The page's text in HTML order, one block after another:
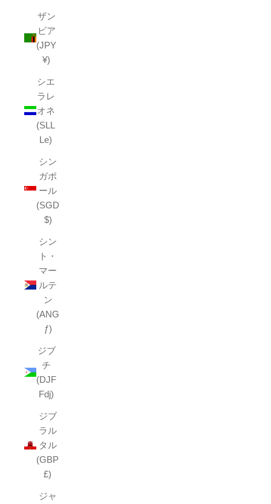
ザン
ビア
(JPY
¥)
シエ
ラレ
オネ
(SLL
Le)
シン
ガポ
ール
(SGD
$)
シン
ト・
マー
ルテ
ン
(ANG
ƒ)
ジブ
チ
(DJF
Fdj)
ジブ
ラル
タル
(GBP
£)
ジャ